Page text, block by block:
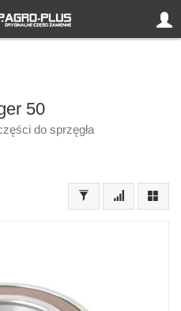
50
do sprzęgła